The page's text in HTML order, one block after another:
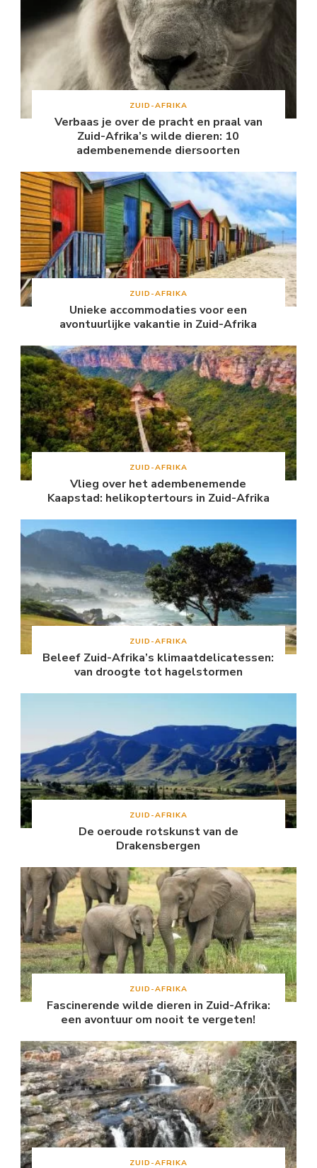
ZUID-AFRIKA
Verbaas je over de pracht en praal van
Zuid-Afrika’s wilde dieren: 10
adembenemende diersoorten
ZUID-AFRIKA
Unieke accommodaties voor een
avontuurlijke vakantie in Zuid-Afrika
ZUID-AFRIKA
Vlieg over het adembenemende
Kaapstad: helikoptertours in Zuid-Afrika
ZUID-AFRIKA
Beleef Zuid-Afrika’s klimaatdelicatessen:
van droogte tot hagelstormen
ZUID-AFRIKA
De oeroude rotskunst van de
Drakensbergen
ZUID-AFRIKA
Fascinerende wilde dieren in Zuid-Afrika:
een avontuur om nooit te vergeten!
ZUID-AFRIKA